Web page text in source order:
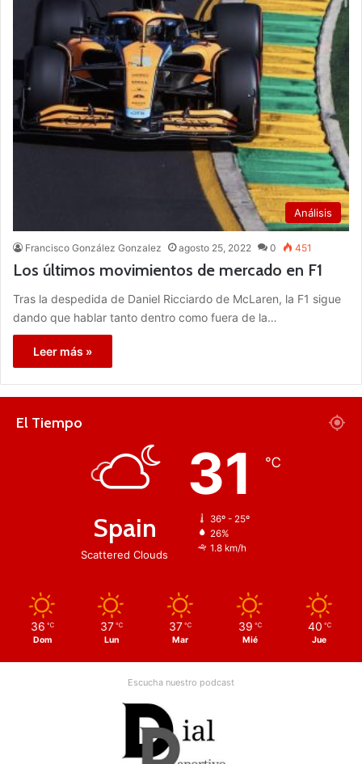
Análisis
Francisco González Gonzalez agosto 25, 2022 0 451
Los últimos movimientos de mercado en F1
Tras la despedida de Daniel Ricciardo de McLaren, la F1 sigue
dando que hablar tanto dentro como fuera de la…
Leer más »
El Tiempo
Spain
Scattered Clouds
31 ℃
36º - 25º
26%
1.8 km/h
36 ℃
Dom
37 ℃
Lun
37 ℃
Mar
39 ℃
Mié
40 ℃
Jue
Escucha nuestro podcast